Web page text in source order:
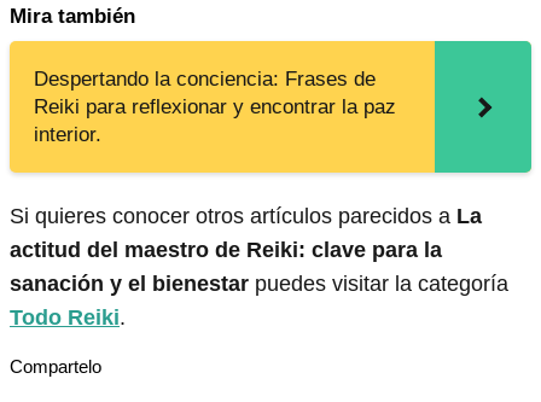
Mira también
Despertando la conciencia: Frases de
Reiki para reflexionar y encontrar la paz
interior.
Si quieres conocer otros artículos parecidos a La
actitud del maestro de Reiki: clave para la
sanación y el bienestar puedes visitar la categoría
Todo Reiki.
Compartelo